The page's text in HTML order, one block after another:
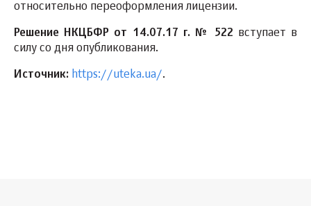
относительно переоформления лицензии.
Решение НКЦБФР от 14.07.17 г. № 522 вступает в
силу со дня опубликования.
Источник: https://uteka.ua/.